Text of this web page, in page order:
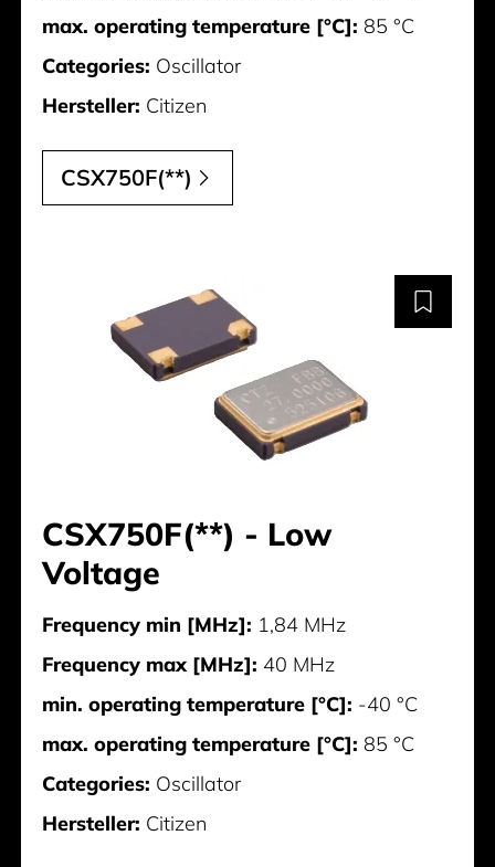
max. operating temperature [°C]: 85 °C
Categories: Oscillator
Hersteller: Citizen
CSX750F(**)
CSX750F(**) - Low
Voltage
Frequency min [MHz]: 1,84 MHz
Frequency max [MHz]: 40 MHz
min. operating temperature [°C]: -40 °C
max. operating temperature [°C]: 85 °C
Categories: Oscillator
Hersteller: Citizen